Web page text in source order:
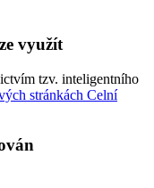
využít
tzv. inteligentního
stránkách Celní